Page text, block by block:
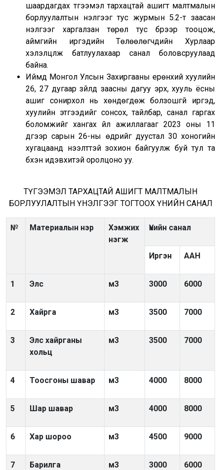
шаардагдах түгээмэл тархацтай ашигт малтмалын
борлуулалтын үнэлгээг тус журмын 5.2-т заасан
үнэлгээг харгалзан төрөл тус бүрээр тооцож,
аймгийн иргэдийн Төлөөлөгчдийн Хурлаар
хэлэлцүүлж батлуулахаар санал боловсруулаад
байна.
Иймд Монгол Улсын Захиргааны ерөнхий хуулийн
26, 27 дугаар зүйлд заасны дагуу эрх, хууль ёсны
ашиг сонирхол нь хөндөгдөж болзошгүй иргэд,
хуулийн этгээдийг сонсох, тайлбар, санал гаргах
боломжийг хангах үйл ажиллагааг 2023 оны 11
дүгээр сарын 26-ны өдрийг дуустал 30 хоногийн
хугацаанд нээлттэй зохион байгуулж буй тул та
бүхэн идэвхитэй оролцоно уу.
ТҮГЭЭМЭЛ ТАРХАЦТАЙ АШИГТ МАЛТМАЛЫН
БОРЛУУЛАЛТЫН ҮНЭЛГЭЭГ ТОГТООХ ҮНИЙН САНАЛ
№ Материалын нэр
Хэмжих
нэгж
Үнийн санал
Иргэн ААН
1 Элс м3 3000 6000
2 Хайрга м3 3500 7000
3
Элс хайрганы
хольц
м3 3500 7000
4 Тоосгоны шавар м3 4000 8000
5 Шар шавар м3 4000 8000
6 Хар шороо м3 4500 9000
7
Барилга
м3 3000 6000